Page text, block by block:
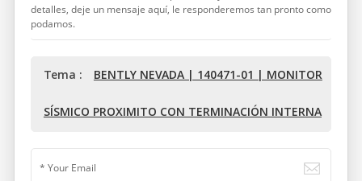
detalles, deje un mensaje aquí, le responderemos tan pronto como
podamos.
Tema : BENTLY NEVADA | 140471-01 | MONITOR
SÍSMICO PROXIMITO CON TERMINACIÓN INTERNA